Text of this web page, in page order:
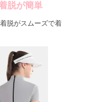
脱が簡単
脱がスムーズで着